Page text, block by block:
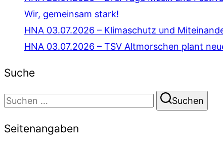
Wir, gemeinsam stark!
HNA 03.07.2026 – Klimaschutz und
HNA 03.07.2026 – TSV Altmorschen plant
Suche
Suchen
Suchen
Seitenangaben